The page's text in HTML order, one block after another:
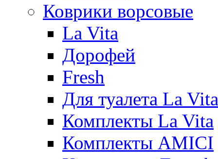
Коврики ворсовые
La Vita
Дорофей
Fresh
Для туалета La Vita
Комплекты La Vita
Комплекты AMICI